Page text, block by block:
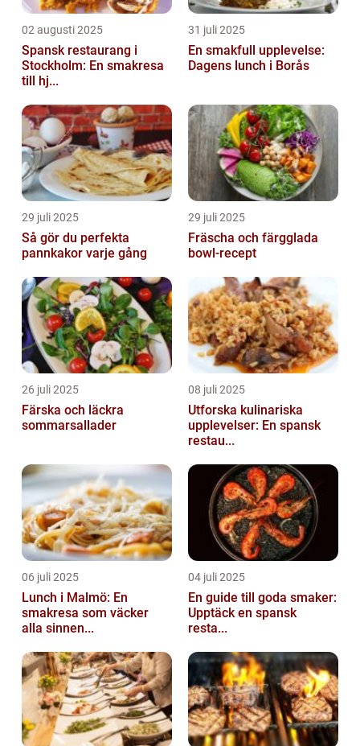
02 augusti 2025
Spansk restaurang i
Stockholm: En smakresa
till hj...
31 juli 2025
En smakfull upplevelse:
Dagens lunch i Borås
29 juli 2025
Så gör du perfekta
pannkakor varje gång
29 juli 2025
Fräscha och färgglada
bowl-recept
26 juli 2025
Färska och läckra
sommarsallader
08 juli 2025
Utforska kulinariska
upplevelser: En spansk
restau...
06 juli 2025
Lunch i Malmö: En
smakresa som väcker
alla sinnen...
04 juli 2025
En guide till goda smaker:
Upptäck en spansk
resta...